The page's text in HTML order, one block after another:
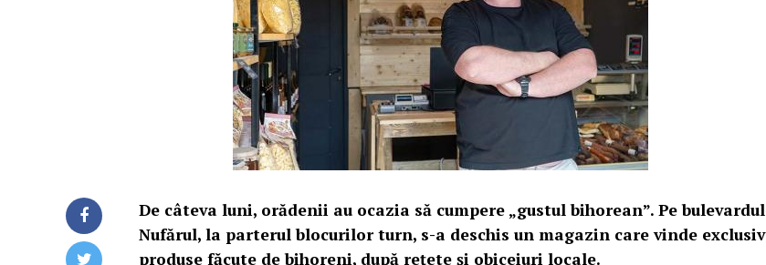
De câteva luni, orădenii au ocazia să cumpere „gustul bihorean”. Pe bulevardul
Nufărul, la parterul blocurilor turn, s-a deschis un magazin care vinde exclusiv
produse făcute de bihoreni, după rețete și obiceiuri locale.